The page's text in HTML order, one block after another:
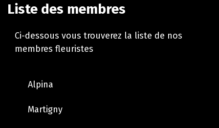
Liste des membres
Ci-dessous vous trouverez la liste de nos
membres fleuristes
Alpina
Martigny